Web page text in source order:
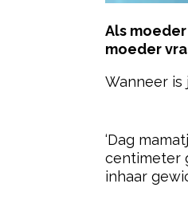
Als
moeder
Wanneer is
‘Dag
centimeter
inhaar